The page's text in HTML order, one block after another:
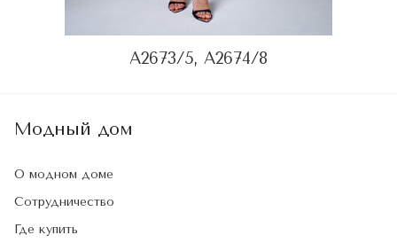
A2673/5, А2674/8
Модный дом
О модном доме
Сотрудничество
Где купить